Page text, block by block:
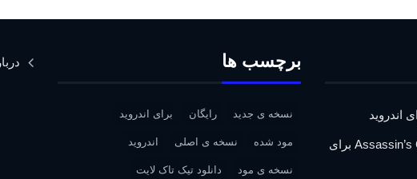
دانلود Assassin’s Creed IV: Black Flag برای
برچسب ها
نسخه ی جدید رایگان برای اندروید
مود شده نسخه ی اصلی اندروید
نسخه ی مود دانلود تیک تاک لایت